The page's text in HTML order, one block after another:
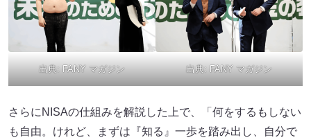
出典: FANY マガジン 出典: FANY マガジン
さらにNISAの仕組みを解説した上で、「何をするもしない
も自由。けれど、まずは『知る』一歩を踏み出し、自分で